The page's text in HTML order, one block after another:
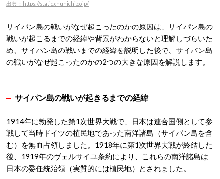
出典：https://static.chunichi.co.jp/
サイパン島の戦いがなぜ起こったのかの原因は、サイパン島の
戦いが起こるまでの経緯や背景がわからないと理解しづらいた
め、サイパン島の戦いまでの経緯を説明した後で、サイパン島
の戦いがなぜ起こったのかの2つの大きな原因を解説します。
サイパン島の戦いが起きるまでの経緯
1914年に勃発した第1次世界大戦で、日本は連合国側として参
戦して当時ドイツの植民地であった南洋諸島（サイパン島を含
む）を無血占領しました。1918年に第1次世界大戦が終結した
後、1919年のヴェルサイユ条約により、これらの南洋諸島は
日本の委任統治領（実質的には植民地）とされました。